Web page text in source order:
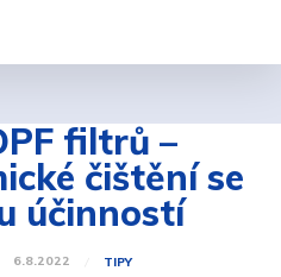
filtrů –
čištění se
účinností
6.8.2022 TIPY